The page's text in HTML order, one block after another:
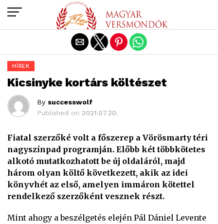
HÍREK
Kicsinyke kortárs költészet
By successwolf
Published on 2021.07.20.
Fiatal szerzőké volt a főszerep a Vörösmarty téri
nagyszínpad programján. Előbb két többkötetes
alkotó mutatkozhatott be új oldaláról, majd
három olyan költő következett, akik az idei
könyvhét az első, amelyen immáron kötettel
rendelkező szerzőként vesznek részt.
Mint ahogy a beszélgetés elején Pál Dániel Levente
Exit mobile version